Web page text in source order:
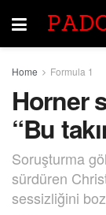
Home Formula 1
Horner
“Bu
Soruşturma
sürdüren
sessizliğini